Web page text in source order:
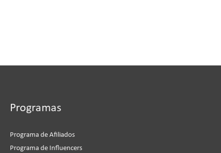
Programas
Programa de Afiliados
Programa de Influencers